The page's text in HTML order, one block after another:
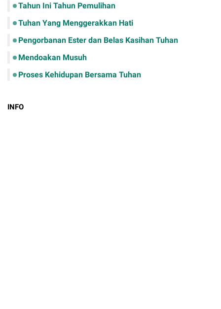
Tahun Ini Tahun Pemulihan
Tuhan Yang Menggerakkan Hati
Pengorbanan Ester dan Belas Kasihan Tuhan
Mendoakan Musuh
Proses Kehidupan Bersama Tuhan
INFO